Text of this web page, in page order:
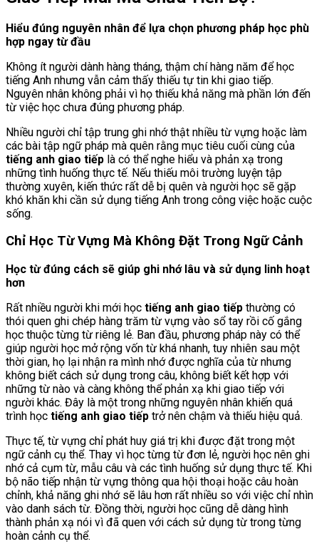
Hiểu đúng nguyên nhân để lựa chọn phương pháp học phù
hợp ngay từ đầu
Không ít người dành hàng tháng, thậm chí hàng năm để học
tiếng Anh nhưng vẫn cảm thấy thiếu tự tin khi giao tiếp.
Nguyên nhân không phải vì họ thiếu khả năng mà phần lớn đến
từ việc học chưa đúng phương pháp.
Nhiều người chỉ tập trung ghi nhớ thật nhiều từ vựng hoặc làm
các bài tập ngữ pháp mà quên rằng mục tiêu cuối cùng của
tiếng anh giao tiếp là có thể nghe hiểu và phản xạ trong
những tình huống thực tế. Nếu thiếu môi trường luyện tập
thường xuyên, kiến thức rất dễ bị quên và người học sẽ gặp
khó khăn khi cần sử dụng tiếng Anh trong công việc hoặc cuộc
sống.
Chỉ Học Từ Vựng Mà Không Đặt Trong Ngữ Cảnh
Học từ đúng cách sẽ giúp ghi nhớ lâu và sử dụng linh hoạt
hơn
Rất nhiều người khi mới học tiếng anh giao tiếp thường có
thói quen ghi chép hàng trăm từ vựng vào sổ tay rồi cố gắng
học thuộc từng từ riêng lẻ. Ban đầu, phương pháp này có thể
giúp người học mở rộng vốn từ khá nhanh, tuy nhiên sau một
thời gian, họ lại nhận ra mình nhớ được nghĩa của từ nhưng
không biết cách sử dụng trong câu, không biết kết hợp với
những từ nào và càng không thể phản xạ khi giao tiếp với
người khác. Đây là một trong những nguyên nhân khiến quá
trình học tiếng anh giao tiếp trở nên chậm và thiếu hiệu quả.
Thực tế, từ vựng chỉ phát huy giá trị khi được đặt trong một
ngữ cảnh cụ thể. Thay vì học từng từ đơn lẻ, người học nên ghi
nhớ cả cụm từ, mẫu câu và các tình huống sử dụng thực tế. Khi
bộ não tiếp nhận từ vựng thông qua hội thoại hoặc câu hoàn
chỉnh, khả năng ghi nhớ sẽ lâu hơn rất nhiều so với việc chỉ nhìn
vào danh sách từ. Đồng thời, người học cũng dễ dàng hình
thành phản xạ nói vì đã quen với cách sử dụng từ trong từng
hoàn cảnh cụ thể.